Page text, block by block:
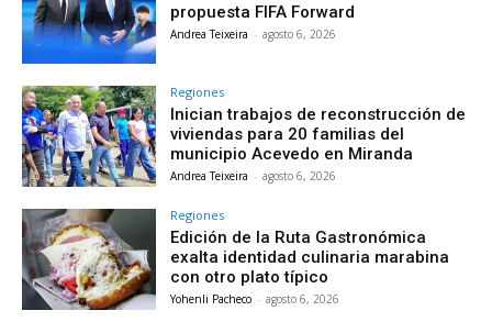
propuesta FIFA Forward
Andrea Teixeira - agosto 6, 2026
Regiones
Inician trabajos de reconstrucción de
viviendas para 20 familias del
municipio Acevedo en Miranda
Andrea Teixeira - agosto 6, 2026
Regiones
Edición de la Ruta Gastronómica
exalta identidad culinaria marabina
con otro plato típico
Yohenli Pacheco - agosto 6, 2026